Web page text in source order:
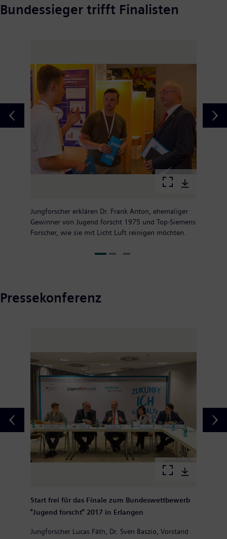
Bundessieger trifft Finalisten
Jungforscher erklären Dr. Frank Anton, ehemaliger
Gewinner von Jugend forscht 1975 und Top-Siemens
Forscher, wie sie mit Licht Luft reinigen möchten.
Pressekonferenz
Start frei für das Finale zum Bundeswettbewerb
"Jugend forscht" 2017 in Erlangen
Jungforscher Lucas Fäth, Dr. Sven Baszio, Vorstand